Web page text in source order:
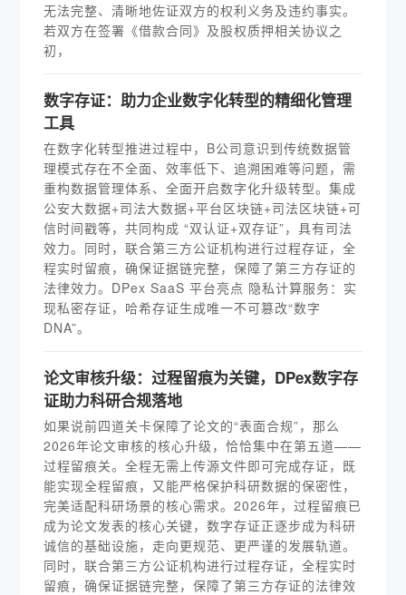
无法完整、清晰地佐证双方的权利义务及违约事实。
若双方在签署《借款合同》及股权质押相关协议之
初，
数字存证：助力企业数字化转型的精细化管理
工具
在数字化转型推进过程中，B公司意识到传统数据管
理模式存在不全面、效率低下、追溯困难等问题，需
重构数据管理体系、全面开启数字化升级转型。集成
公安大数据+司法大数据+平台区块链+司法区块链+可
信时间戳等，共同构成 “双认证+双存证”，具有司法
效力。同时，联合第三方公证机构进行过程存证，全
程实时留痕，确保证据链完整，保障了第三方存证的
法律效力。DPex SaaS 平台亮点 隐私计算服务：实
现私密存证，哈希存证生成唯一不可篡改“数字
DNA”。
论文审核升级：过程留痕为关键，DPex数字存
证助力科研合规落地
如果说前四道关卡保障了论文的“表面合规”，那么
2026年论文审核的核心升级，恰恰集中在第五道——
过程留痕关。全程无需上传源文件即可完成存证，既
能实现全程留痕，又能严格保护科研数据的保密性，
完美适配科研场景的核心需求。2026年，过程留痕已
成为论文发表的核心关键，数字存证正逐步成为科研
诚信的基础设施，走向更规范、更严谨的发展轨道。
同时，联合第三方公证机构进行过程存证，全程实时
留痕，确保证据链完整，保障了第三方存证的法律效